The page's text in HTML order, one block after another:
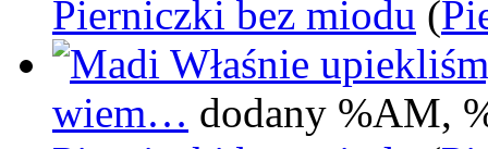
Pierniczki bez miodu (
Właśnie
wiem… dodany %AM,